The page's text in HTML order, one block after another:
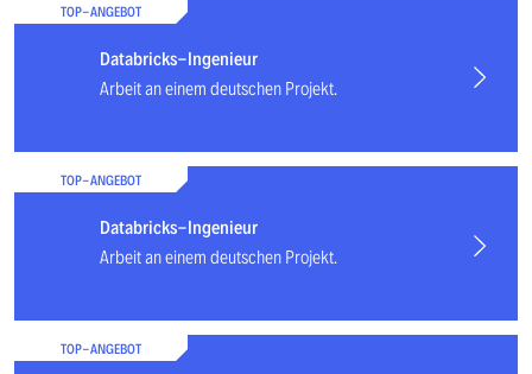
TOP-ANGEBOT
Databricks-Ingenieur
Arbeit an einem deutschen Projekt.
TOP-ANGEBOT
Databricks-Ingenieur
Arbeit an einem deutschen Projekt.
TOP-ANGEBOT